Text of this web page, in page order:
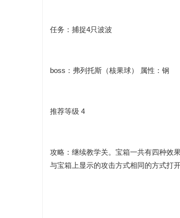
任务：捕捉4只波波
boss：弗列托斯（核果球） 属性：钢
推荐等级 4
攻略：继续教学关。 宝箱一共有四种效
与宝箱上显示的攻击方式相同的方式打